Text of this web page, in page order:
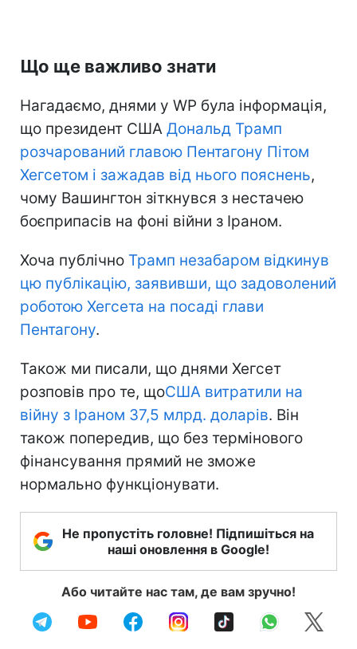
Що ще важливо знати
Нагадаємо, днями у WP була інформація,
що президент США Дональд Трамп
розчарований главою Пентагону Пітом
Хегсетом і зажадав від нього пояснень,
чому Вашингтон зіткнувся з нестачею
боєприпасів на фоні війни з Іраном.
Хоча публічно Трамп незабаром відкинув
цю публікацію, заявивши, що задоволений
роботою Хегсета на посаді глави
Пентагону.
Також ми писали, що днями Хегсет
розповів про те, щоСША витратили на
війну з Іраном 37,5 млрд. доларів. Він
також попередив, що без термінового
фінансування прямий не зможе
нормально функціонувати.
Не пропустіть головне! Підпишіться на
наші оновлення в Google!
Або читайте нас там, де вам зручно!